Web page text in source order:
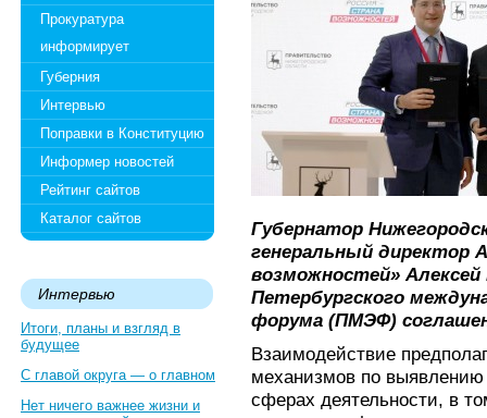
Прокуратура
информирует
Губерния
Интервью
Поправки в Конституцию
Информер новостей
Рейтинг сайтов
Каталог сайтов
Интервью
Итоги, планы и взгляд в
будущее
С главой округа — о главном
Нет ничего важнее жизни и
Губернатор
генеральный директор
возможностей» Алексей
Петербургского
форума (ПМЭФ)
Взаимодействие
механизмов по
сферах деятельности, в